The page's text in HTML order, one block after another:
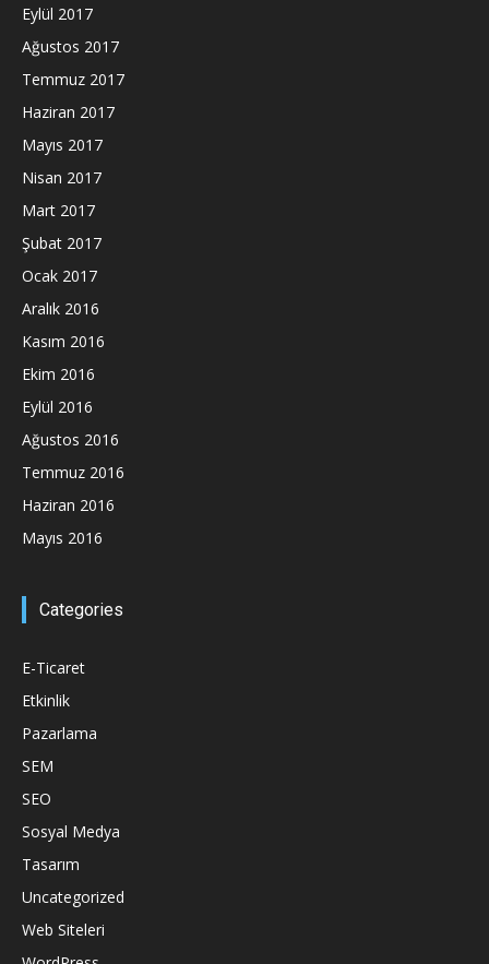
Eylül 2017
Ağustos 2017
Temmuz 2017
Haziran 2017
Mayıs 2017
Nisan 2017
Mart 2017
Şubat 2017
Ocak 2017
Aralık 2016
Kasım 2016
Ekim 2016
Eylül 2016
Ağustos 2016
Temmuz 2016
Haziran 2016
Mayıs 2016
Categories
E-Ticaret
Etkinlik
Pazarlama
SEM
SEO
Sosyal Medya
Tasarım
Uncategorized
Web Siteleri